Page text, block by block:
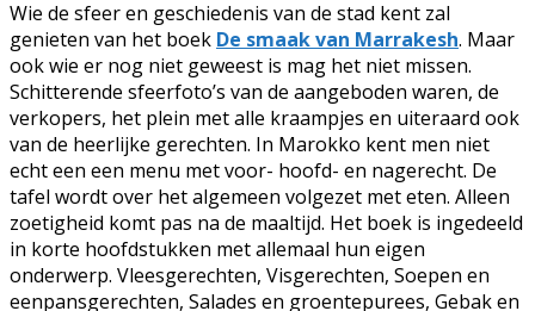
Wie de sfeer en geschiedenis van de stad kent zal
genieten van het boek De smaak van Marrakesh. Maar
ook wie er nog niet geweest is mag het niet missen.
Schitterende sfeerfoto’s van de aangeboden waren, de
verkopers, het plein met alle kraampjes en uiteraard ook
van de heerlijke gerechten. In Marokko kent men niet
echt een een menu met voor- hoofd- en nagerecht. De
tafel wordt over het algemeen volgezet met eten. Alleen
zoetigheid komt pas na de maaltijd. Het boek is ingedeeld
in korte hoofdstukken met allemaal hun eigen
onderwerp. Vleesgerechten, Visgerechten, Soepen en
eenpansgerechten, Salades en groentepurees, Gebak en